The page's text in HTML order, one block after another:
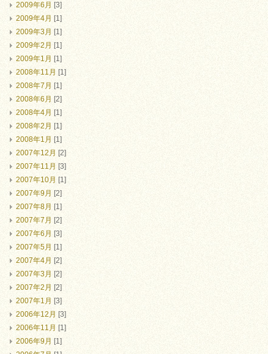
2009年6月 [3]
2009年4月 [1]
2009年3月 [1]
2009年2月 [1]
2009年1月 [1]
2008年11月 [1]
2008年7月 [1]
2008年6月 [2]
2008年4月 [1]
2008年2月 [1]
2008年1月 [1]
2007年12月 [2]
2007年11月 [3]
2007年10月 [1]
2007年9月 [2]
2007年8月 [1]
2007年7月 [2]
2007年6月 [3]
2007年5月 [1]
2007年4月 [2]
2007年3月 [2]
2007年2月 [2]
2007年1月 [3]
2006年12月 [3]
2006年11月 [1]
2006年9月 [1]